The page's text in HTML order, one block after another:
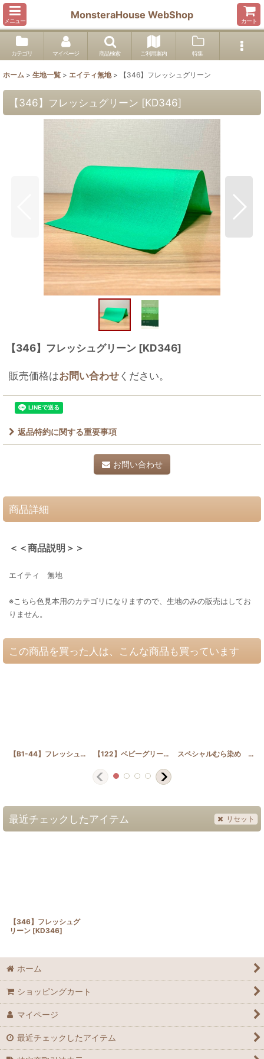
メニュー
MonsteraHouse WebShop
カート
カテゴリ マイページ 商品検索 ご利用案内 特集
ホーム > 生地一覧 > エイティ無地 > 【346】フレッシュグリーン
【346】フレッシュグリーン [KD346]
【346】フレッシュグリーン [KD346]
販売価格はお問い合わせください。
返品特約に関する重要事項
お問い合わせ
商品詳細
＜＜商品説明＞＞
エイティ 無地
※こちら色見本用のカテゴリになりますので、生地のみの販売はしてお
りません。
この商品を買った人は、こんな商品も買っています
【B1-44】フレッシュグリーンむら [B1-44] 【122】ベビーグリーン KD122] スペシャルむら染め ブルー＆グリーン
最近チェックしたアイテム リセット
【346】フレッシュグ
リーン [KD346]
ホーム
ショッピングカート
マイページ
最近チェックしたアイテム